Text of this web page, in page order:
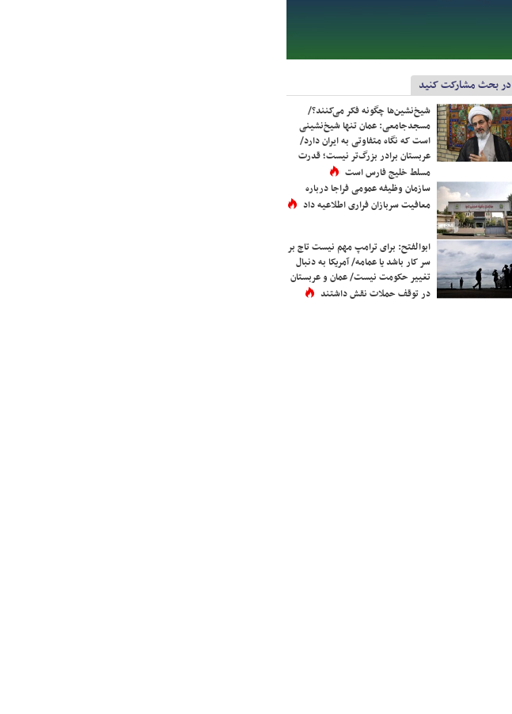
در بحث مشارکت کنید
شیخ‌نشین‌ها چگونه فکر می‌کنند؟/
مسجدجامعی: عمان تنها شیخ‌نشینی
است که نگاه متفاوتی به ایران دارد/
عربستان برادر بزرگ‌تر نیست؛ قدرت
مسلط خلیج فارس است
سازمان وظیفه عمومی فراجا درباره
معافیت سربازان فراری اطلاعیه داد
ابوالفتح: برای ترامپ مهم نیست تاج بر
سر کار باشد یا عمامه/ آمریکا به دنبال
تغییر حکومت نیست/ عمان و عربستان
در توقف حملات نقش داشتند